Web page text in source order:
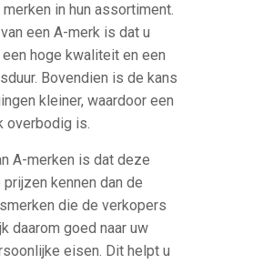
in hun assortiment.
een A-merk is dat u
hoge kwaliteit en een
Bovendien is de kans
kleiner, waardoor een
overbodig is.
A-merken is dat deze
kennen dan de
die de verkopers
daarom goed naar uw
eisen. Dit helpt u